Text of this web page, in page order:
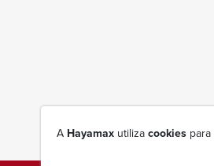
A Hayamax utiliza cookies